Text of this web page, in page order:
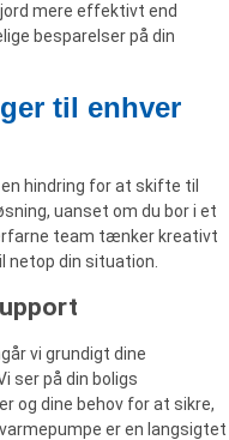
mere effektivt end
besparelser på din
til enhver
hindring for at skifte til
uanset om du bor i et
team tænker kreativt
netop din situation.
vi grundigt dine
ser på din boligs
og dine behov for at sikre,
er en langsigtet